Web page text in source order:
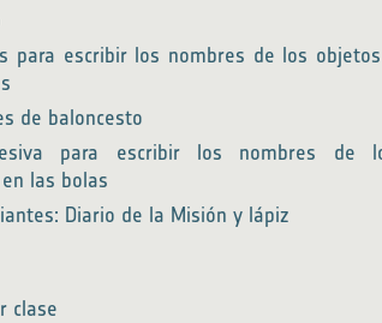
para escribir los nombres de los
de baloncesto
para escribir los nombres de
las bolas
Diario de la Misión y lápiz
clase